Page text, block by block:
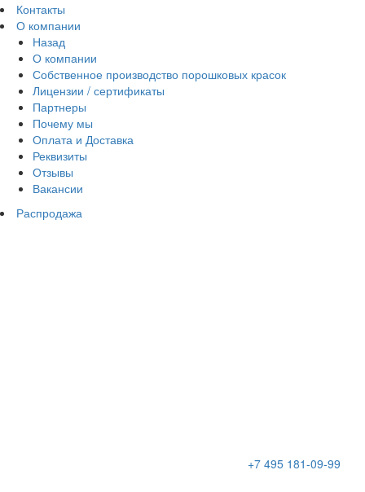
Контакты
О компании
Назад
О компании
Собственное производство порошковых красок
Лицензии / сертификаты
Партнеры
Почему мы
Оплата и Доставка
Реквизиты
Отзывы
Вакансии
Распродажа
+7 495 181-09-99